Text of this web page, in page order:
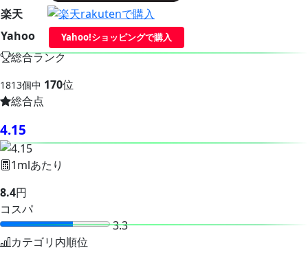
楽天
Yahoo
Yahoo!ショッピングで購入
総合ランク
1813個中 170位
総合点
4.15
1mlあたり
8.4円
コスパ
3.3
カテゴリ内順位